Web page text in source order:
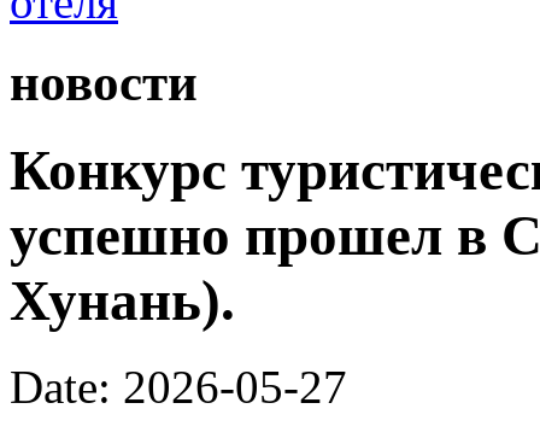
новости
Конкурс
успешно прошел в
Хунань).
Date: 2026-05-27